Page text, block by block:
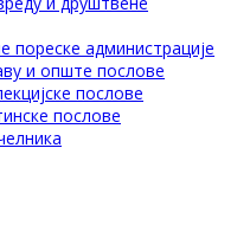
администрације
и опште послове
послове
послове